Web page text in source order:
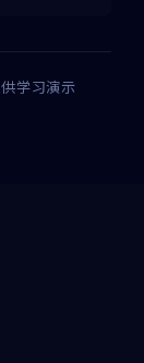
学习演示